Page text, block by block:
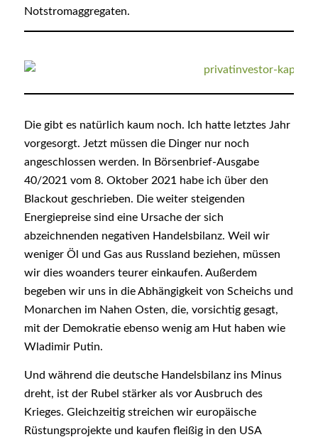
Notstromaggregaten.
Die gibt es natürlich kaum noch. Ich hatte letztes Jahr
vorgesorgt. Jetzt müssen die Dinger nur noch
angeschlossen werden. In Börsenbrief-Ausgabe
40/2021 vom 8. Oktober 2021 habe ich über den
Blackout geschrieben. Die weiter steigenden
Energiepreise sind eine Ursache der sich
abzeichnenden negativen Handelsbilanz. Weil wir
weniger Öl und Gas aus Russland beziehen, müssen
wir dies woanders teurer einkaufen. Außerdem
begeben wir uns in die Abhängigkeit von Scheichs und
Monarchen im Nahen Osten, die, vorsichtig gesagt,
mit der Demokratie ebenso wenig am Hut haben wie
Wladimir Putin.
Und während die deutsche Handelsbilanz ins Minus
dreht, ist der Rubel stärker als vor Ausbruch des
Krieges. Gleichzeitig streichen wir europäische
Rüstungsprojekte und kaufen fleißig in den USA